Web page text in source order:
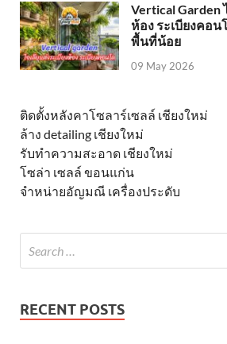
Vertical Garden
ห้อง ระเบียงคอ
พื้นที่น้อย
09 May 2026
ติดตั้งหลังคาโซลาร์เซลล์ เชียงใหม่
ล้าง detailing เชียงใหม่
รับทำความสะอาด เชียงใหม่
โซล่า เซลล์ ขอนแก่น
จำหน่ายอัญมณี เครื่องประดับ
RECENT POSTS